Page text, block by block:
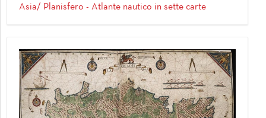
Asia/ Planisfero - Atlante nautico in sette carte